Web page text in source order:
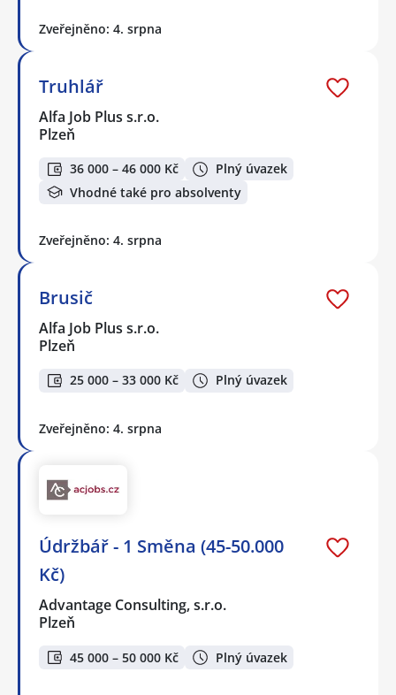
Zveřejněno: 4. srpna
Truhlář
Alfa Job Plus s.r.o.
Plzeň
36 000 – 46 000 Kč
Plný úvazek
Vhodné také pro absolventy
Zveřejněno: 4. srpna
Brusič
Alfa Job Plus s.r.o.
Plzeň
25 000 – 33 000 Kč Plný úvazek
Zveřejněno: 4. srpna
Údržbář - 1 Směna (45-50.000
Kč)
Advantage Consulting, s.r.o.
Plzeň
45 000 – 50 000 Kč Plný úvazek